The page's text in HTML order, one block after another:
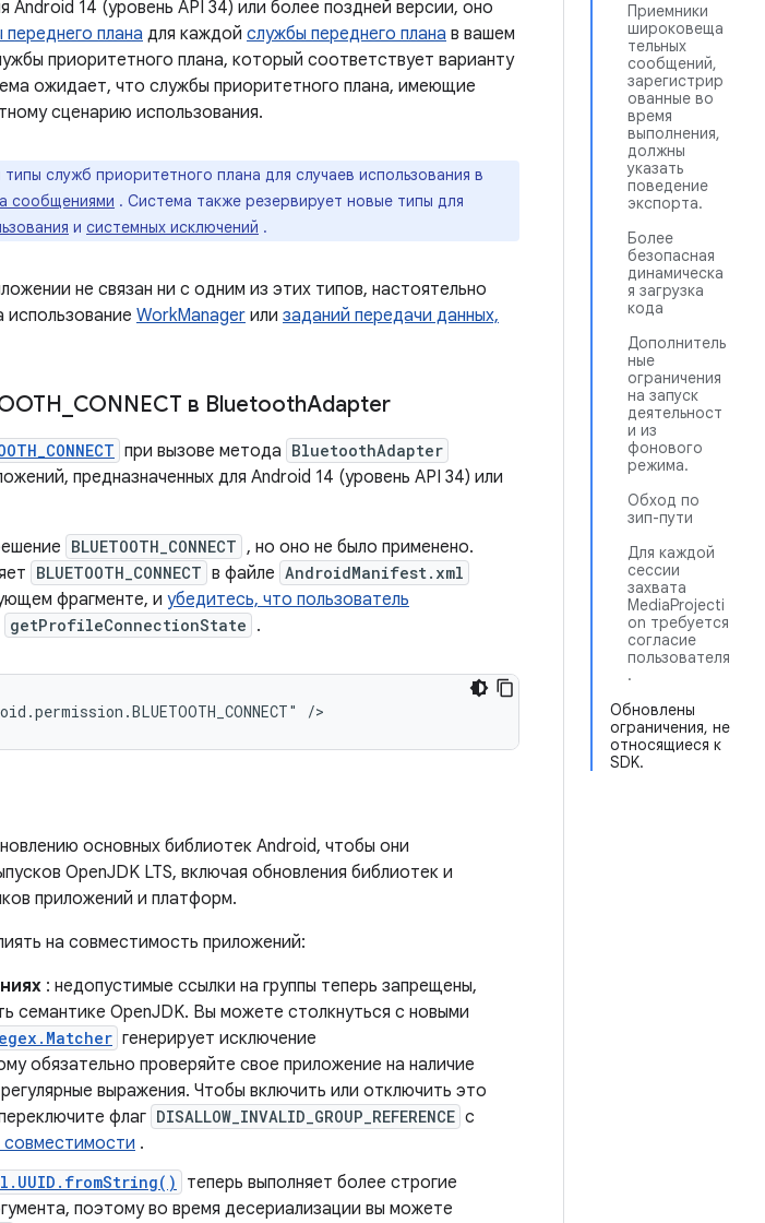
Приемники
широковеща
тельных
сообщений,
зарегистрир
ованные во
время
выполнения,
должны
указать
поведение
экспорта.
Более
безопасная
динамическа
я загрузка
кода
Дополнитель
ные
ограничения
на запуск
деятельност
и из
фонового
режима.
Обход по
зип-пути
Для каждой
сессии
захвата
MediaProjecti
on требуется
согласие
пользователя
.
Обновлены
ограничения, не
относящиеся к
SDK.
Android 14 (уровень API 34) или более поздней версии, оно
плана для каждой службы переднего плана в вашем
приоритетного плана, который соответствует варианту
ожидает, что службы приоритетного плана, имеющие
сценарию использования.
служб приоритетного плана для случаев использования в
сообщениями . Система также резервирует новые типы для
и системных исключений .
не связан ни с одним из этих типов, настоятельно
использование WorkManager или заданий передачи данных,
CONNECT в BluetoothAdapter
при вызове метода BluetoothAdapter
предназначенных для Android 14 (уровень API 34) или
BLUETOOTH_CONNECT , но оно не было применено.
BLUETOOTH_CONNECT в файле AndroidManifest.xml
фрагменте, и убедитесь, что пользователь
getProfileConnectionState .
основных библиотек Android, чтобы они
OpenJDK LTS, включая обновления библиотек и
приложений и платформ.
на совместимость приложений:
: недопустимые ссылки на группы теперь запрещены,
семантике OpenJDK. Вы можете столкнуться с новыми
генерирует исключение
обязательно проверяйте свое приложение на наличие
выражения. Чтобы включить или отключить это
флаг DISALLOW_INVALID_GROUP_REFERENCE с
.
теперь выполняет более строгие
поэтому во время десериализации вы можете